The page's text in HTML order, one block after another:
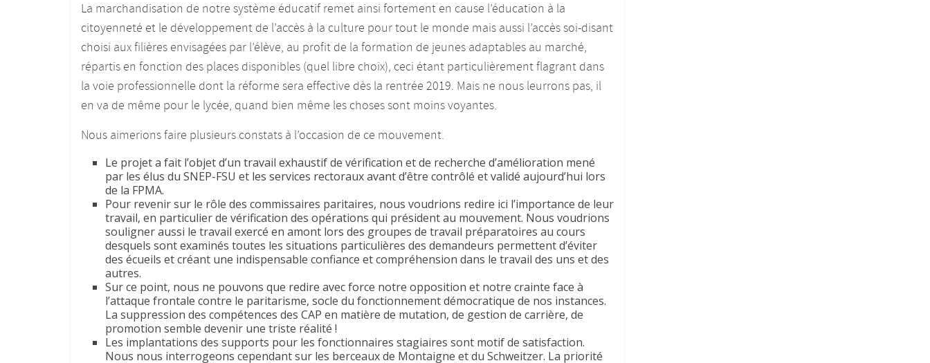
La marchandisation de notre système éducatif remet ainsi fortement en cause l’éducation à la
citoyenneté et le développement de l’accès à la culture pour tout le monde mais aussi l’accès soi-disant
choisi aux filières envisagées par l’élève, au profit de la formation de jeunes adaptables au marché,
répartis en fonction des places disponibles (quel libre choix), ceci étant particulièrement flagrant dans
la voie professionnelle dont la réforme sera effective dès la rentrée 2019. Mais ne nous leurrons pas, il
en va de même pour le lycée, quand bien même les choses sont moins voyantes.
Nous aimerions faire plusieurs constats à l’occasion de ce mouvement.
Le projet a fait l’objet d’un travail exhaustif de vérification et de recherche d’amélioration mené
par les élus du SNEP-FSU et les services rectoraux avant d’être contrôlé et validé aujourd’hui lors
de la FPMA.
Pour revenir sur le rôle des commissaires paritaires, nous voudrions redire ici l’importance de leur
travail, en particulier de vérification des opérations qui président au mouvement. Nous voudrions
souligner aussi le travail exercé en amont lors des groupes de travail préparatoires au cours
desquels sont examinés toutes les situations particulières des demandeurs permettent d’éviter
des écueils et créant une indispensable confiance et compréhension dans le travail des uns et des
autres.
Sur ce point, nous ne pouvons que redire avec force notre opposition et notre crainte face à
l’attaque frontale contre le paritarisme, socle du fonctionnement démocratique de nos instances.
La suppression des compétences des CAP en matière de mutation, de gestion de carrière, de
promotion semble devenir une triste réalité !
Les implantations des supports pour les fonctionnaires stagiaires sont motif de satisfaction.
Nous nous interrogeons cependant sur les berceaux de Montaigne et du Schweitzer. La priorité